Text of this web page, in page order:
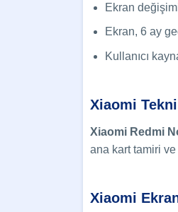
Ekran
Ekran, 6 ay
Kullanıcı
Xiaomi
Xiaomi Redmi
ana kart tamiri
Xiaomi